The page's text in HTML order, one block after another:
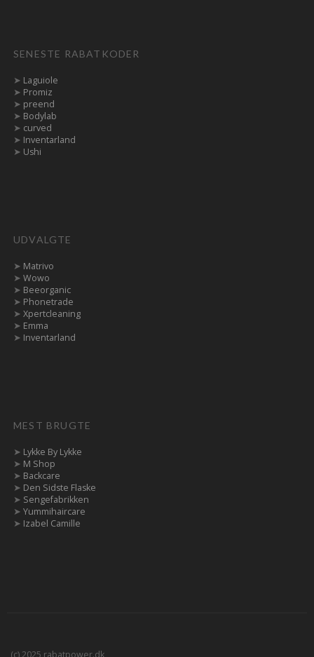
SENESTE RABATKODER
➤ Laguiole
➤ Promiz
➤ preend
➤ Bodylab
➤ curved
➤ Inventarland
➤ Ushi
UDVALGTE
➤ Matrivo
➤ Wowo
➤ Beeorganic
➤ Phonetrade
➤ Xpertcleaning
➤ Emma
➤ Inventarland
MEST BRUGTE
➤ Lykke By Lykke
➤ M Shop
➤ Backcare
➤ Den Sidste Flaske
➤ Sengefabrikken
➤ Yummihaircare
➤ Izabel Camille
(c) 2025 rabatpower.dk